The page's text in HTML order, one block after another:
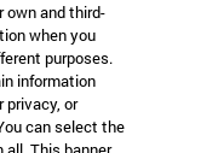
own and third-
when you
purposes.
information
privacy, or
can select the